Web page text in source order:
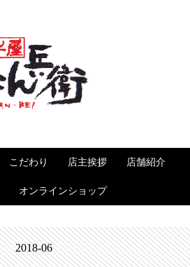
こだわり 店主挨拶 店舗紹介
オンラインショップ
2018-06